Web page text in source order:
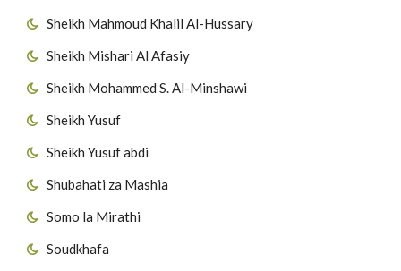
Sheikh Mahmoud Khalil Al-Hussary
Sheikh Mishari Al Afasiy
Sheikh Mohammed S. Al-Minshawi
Sheikh Yusuf
Sheikh Yusuf abdi
Shubahati za Mashia
Somo la Mirathi
Soudkhafa